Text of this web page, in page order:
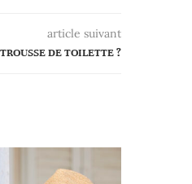
article suivant
DE TOILETTE ?